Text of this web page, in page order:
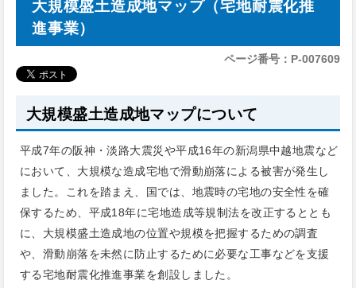
大規模盛土造成地マップ（宅地耐震化推
進事業）
ページ番号：P-007609
大規模盛土造成地マップについて
平成7年の阪神・淡路大震災や平成16年の新潟県中越地震など
において、大規模な造成宅地で滑動崩落による被害が発生し
ました。これを踏まえ、国では、地震時の宅地の安全性を確
保するため、平成18年に宅地造成等規制法を改正するととも
に、大規模盛土造成地の位置や規模を把握するための調査
や、滑動崩落を未然に防止するために必要な工事などを支援
する宅地耐震化推進事業を創設しました。